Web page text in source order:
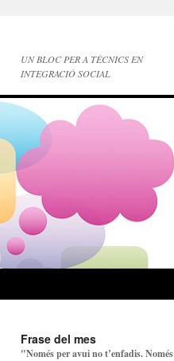
UN BLOC PER A TÈCNICS EN
INTEGRACIÓ SOCIAL
Frase del mes
"Només per avui no t’enfadis. Només